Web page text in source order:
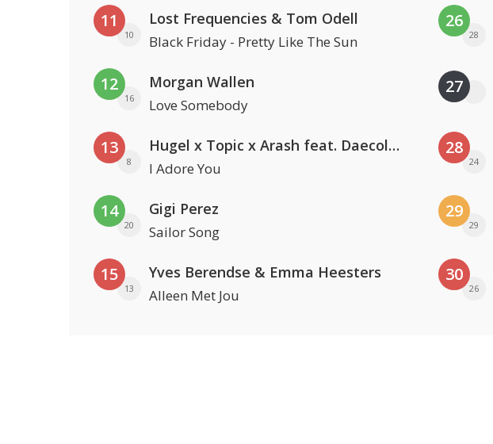
11
10
Lost Frequencies & Tom Odell
Black Friday - Pretty Like The Sun
12
16
Morgan Wallen
Love Somebody
13
8
Hugel x Topic x Arash feat. Daecolm
I Adore You
14
20
Gigi Perez
Sailor Song
15
13
Yves Berendse & Emma Heesters
Alleen Met Jou
26
28
27
28
24
29
29
30
26